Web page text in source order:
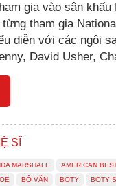
gia vào sân
tham gia
diễn với các ngôi
David Usher,
SĨ
MARSHALL AMERICAN
BỘ VĂN BOTY BOTY